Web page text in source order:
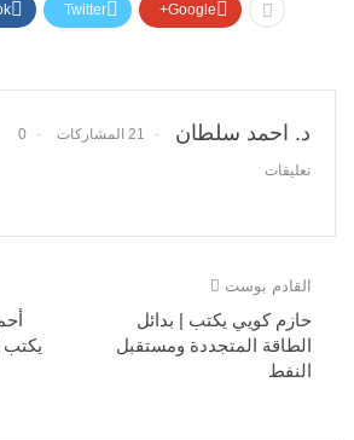
Twitter Google+
د. احمد سلطان 21 المشاركات 0
تعليقات
يكتب
القادم بوست
حازم كويي يكتب | بدائل
الطاقة المتجددة ومستقبل
النفط